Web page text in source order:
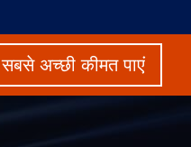
सबसे अच्छी कीमत पाएं